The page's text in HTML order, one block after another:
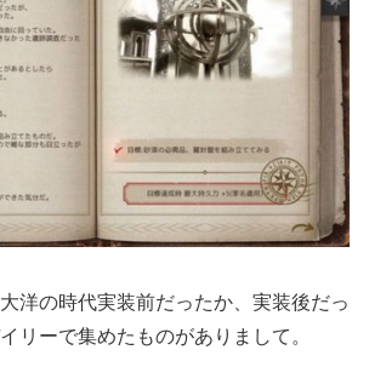
洋の時代実装前だったか、実装後だっ
リーで集めたものがありまして。